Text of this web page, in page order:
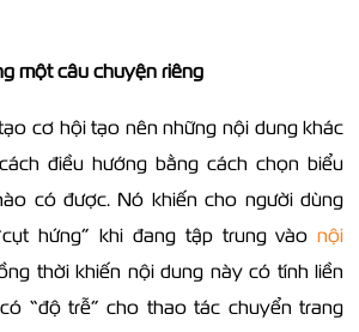
một câu chuyện riêng
cơ hội tạo nên những nội dung khác
điều hướng bằng cách chọn biểu
có được. Nó khiến cho người dùng
hứng” khi đang tập trung vàonội
thời khiến nội dung này có tính liền
“độ trễ” cho thao tác chuyển trang